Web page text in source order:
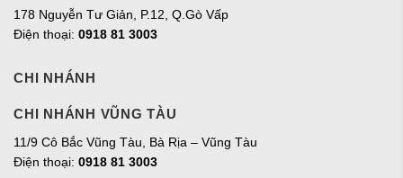
178 Nguyễn Tư Giản, P.12, Q.Gò Vấp
Điện thoại: 0918 81 3003
CHI NHÁNH
CHI NHÁNH VŨNG TÀU
11/9 Cô Bắc Vũng Tàu, Bà Rịa – Vũng Tàu
Điện thoại: 0918 81 3003